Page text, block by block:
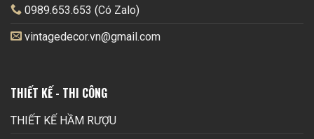
0989.653.653 (Có Zalo)
vintagedecor.vn@gmail.com
THIẾT KẾ - THI CÔNG
THIẾT KẾ HẦM RƯỢU